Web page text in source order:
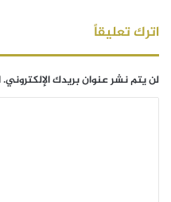
اترك تعليقاً
لن يتم نشر عنوان بريدك الإلكتروني.